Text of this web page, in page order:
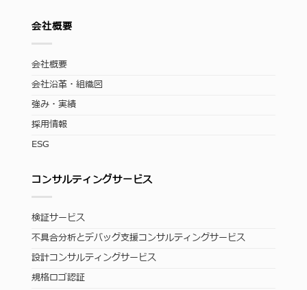
会社概要
会社概要
会社沿革・組織図
強み・実績
採用情報
ESG
コンサルティングサービス
検証サービス
不具合分析とデバッグ支援コンサルティングサービス
設計コンサルティングサービス
規格ロゴ認証